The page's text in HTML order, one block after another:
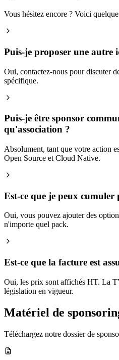
Vous hésitez encore ? Voici
Puis-je proposer une autre
Oui, contactez-nous pour discuter
spécifique.
Puis-je être sponsor
qu'association ?
Absolument, tant que votre action
Open Source et Cloud Native.
Est-ce que je peux cumuler
Oui, vous pouvez ajouter des
n'importe quel pack.
Est-ce que la facture est
Oui, les prix sont affichés HT. La
législation en vigueur.
Matériel de
Téléchargez notre dossier de